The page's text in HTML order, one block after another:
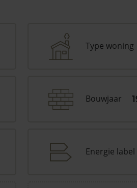
Type woning
Bouwjaar
Energie label